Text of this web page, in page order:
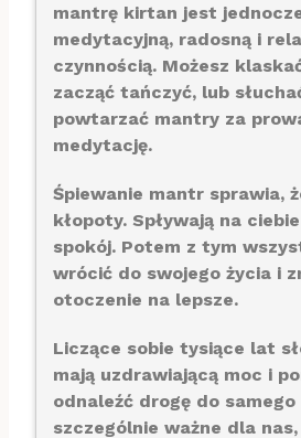
mantrę kirtan jest
medytacyjną, radosną i
czynnością. Możesz
zacząć tańczyć, lub
powtarzać mantry za
medytację.
Śpiewanie mantr sprawia,
kłopoty. Spływają na
spokój. Potem z tym
wrócić do swojego życia i
otoczenie na lepsze.
Liczące sobie tysiące lat
mają uzdrawiającą moc i
odnaleźć drogę do
szczególnie ważne dla